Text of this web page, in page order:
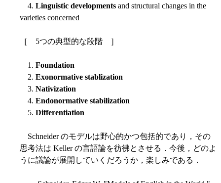
4. Linguistic developments and structural changes in the
varieties concerned
［ 5つの典型的な段階 ］
1. Foundation
2. Exonormative stablization
3. Nativization
4. Endonormative stabilization
5. Differentiation
Schneider のモデルは野心的かつ包括的であり，その
思考法は Keller の言語論を彷彿とさせる．今後，どのよ
うに議論が展開していくだろうか，楽しみである．